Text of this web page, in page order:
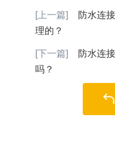
[上一篇]
防水连
理的？
[下一篇]
防水连
吗？